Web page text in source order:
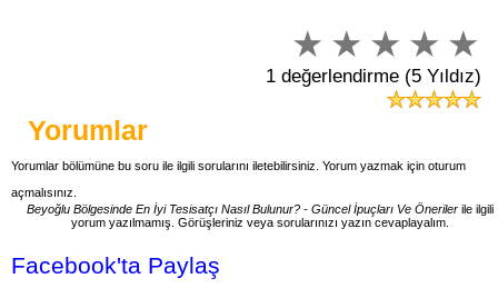
1 değerlendirme (5 Yıldız)
Yorumlar
Yorumlar bölümüne bu soru ile ilgili sorularını iletebilirsiniz. Yorum yazmak için oturum
açmalısınız.
Beyoğlu Bölgesinde En İyi Tesisatçı Nasıl Bulunur? - Güncel İpuçları Ve Öneriler ile ilgili
yorum yazılmamış. Görüşleriniz veya sorularınızı yazın cevaplayalım.
Facebook'ta Paylaş